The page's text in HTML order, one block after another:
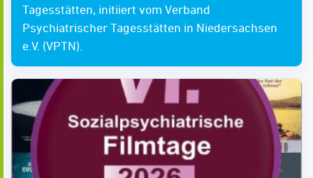
Tagesstätten, initiiert vom Verband
Psychiatrischer Tagesstätten in Niedersachsen
e.V. (VPTN).